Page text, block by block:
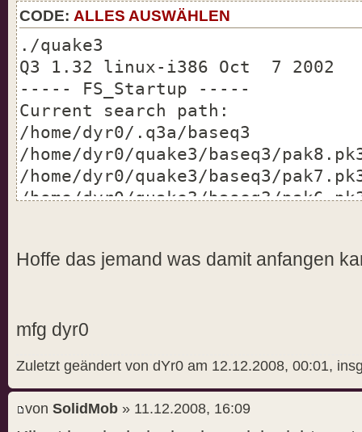
CODE: ALLES AUSWÄHLEN
./quake3
Q3 1.32 linux-i386 Oct 7 2002
----- FS_Startup -----
Current search path:
/home/dyr0/.q3a/baseq3
/home/dyr0/quake3/baseq3/
/home/dyr0/quake3/baseq3/
/home/dyr0/quake3/baseq3/
/home/dyr0/quake3/baseq3/
/home/dyr0/quake3/baseq3/
./quake3.x86/baseq3
----------------------
Hoffe das jemand was damit anfangen
mfg dyr0
Zuletzt geändert von dYr0 am 12.12.2008, 00:01,
von SolidMob » 11.12.2008, 16:09